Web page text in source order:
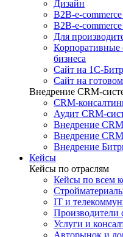
Дизайн
B2B-e-commerce
B2B-e-
Для
Корпоративные
бизнеса
Сайт на 1С-
Сайт на
Внедрение CRM-
CRM-
Аудит CRM-
Внедрение
Внедрение
Внедрение
Кейсы
Кейсы по отраслям
Кейсы по всем
IT и
Производители
Услуги и
Авторынок и